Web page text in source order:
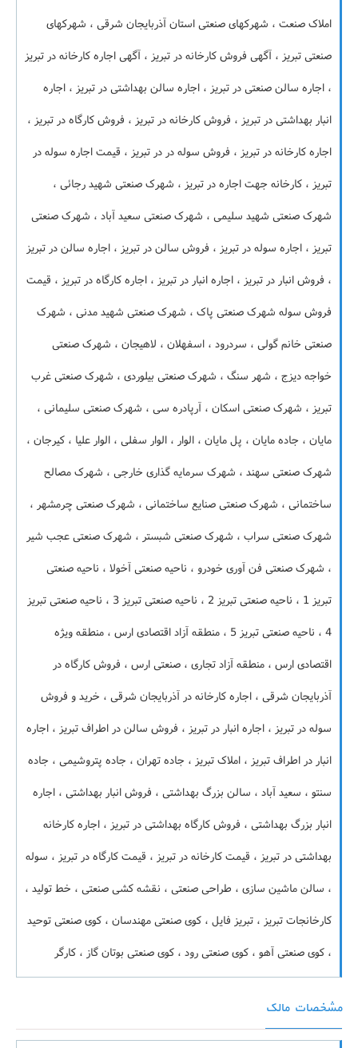
املاک صنعت ، شهرکهای صنعتی استان آذربایجان شرقی ، شهرکهای
صنعتی تبریز ، آگهی فروش کارخانه در تبریز ، آگهی اجاره کارخانه در تبریز
، اجاره سالن صنعتی در تبریز ، اجاره سالن بهداشتی در تبریز ، اجاره
انبار بهداشتی در تبریز ، فروش کارخانه در تبریز ، فروش کارگاه در تبریز ،
اجاره کارخانه در تبریز ، فروش سوله در در تبریز ، قیمت اجاره سوله در
تبریز ، کارخانه جهت اجاره در تبریز ، شهرک صنعتی شهید رجائی ،
شهرک صنعتی شهید سلیمی ، شهرک صنعتی سعید آباد ، شهرک صنعتی
تبریز ، اجاره سوله در تبریز ، فروش سالن در تبریز ، اجاره سالن در تبریز
، فروش انبار در تبریز ، اجاره انبار در تبریز ، اجاره کارگاه در تبریز ، قیمت
فروش سوله شهرک صنعتی پاک ، شهرک صنعتی شهید مدنی ، شهرک
صنعتی خانم گولی ، سردرود ، اسفهلان ، لاهیجان ، شهرک صنعتی
خواجه دیزج ، شهر سنگ ، شهرک صنعتی بیلوردی ، شهرک صنعتی غرب
تبریز ، شهرک صنعتی اسکان ، آرپادره سی ، شهرک صنعتی سلیمانی ،
مایان ، جاده مایان ، پل مایان ، الوار ، الوار سفلی ، الوار علیا ، کیرجان ،
شهرک صنعتی سهند ، شهرک سرمایه گذاری خارجی ، شهرک مصالح
ساختمانی ، شهرک صنعتی صنایع ساختمانی ، شهرک صنعتی چرمشهر ،
شهرک صنعتی سراب ، شهرک صنعتی شبستر ، شهرک صنعتی عجب شیر
، شهرک صنعتی فن آوری خودرو ، ناحیه صنعتی آخولا ، ناحیه صنعتی
تبریز 1 ، ناحیه صنعتی تبریز 2 ، ناحیه صنعتی تبریز 3 ، ناحیه صنعتی تبریز
4 ، ناحیه صنعتی تبریز 5 ، منطقه آزاد اقتصادی ارس ، منطقه ویژه
اقتصادی ارس ، منطقه آزاد تجاری ، صنعتی ارس ، فروش کارگاه در
آذربایجان شرقی ، اجاره کارخانه در آذربایجان شرقی ، خرید و فروش
سوله در تبریز ، اجاره انبار در تبریز ، فروش سالن در اطراف تبریز ، اجاره
انبار در اطراف تبریز ، املاک تبریز ، جاده تهران ، جاده پتروشیمی ، جاده
سنتو ، سعید آباد ، سالن بزرگ بهداشتی ، فروش انبار بهداشتی ، اجاره
انبار بزرگ بهداشتی ، فروش کارگاه بهداشتی در تبریز ، اجاره کارخانه
بهداشتی در تبریز ، قیمت کارخانه در تبریز ، قیمت کارگاه در تبریز ، سوله
، سالن ماشین سازی ، طراحی صنعتی ، نقشه کشی صنعتی ، خط تولید ،
کارخانجات تبریز ، تبریز فایل ، کوی صنعتی مهندسان ، کوی صنعتی توحید
، کوی صنعتی آهو ، کوی صنعتی رود ، کوی صنعتی بوتان گاز ، کارگر
مشخصات مالک